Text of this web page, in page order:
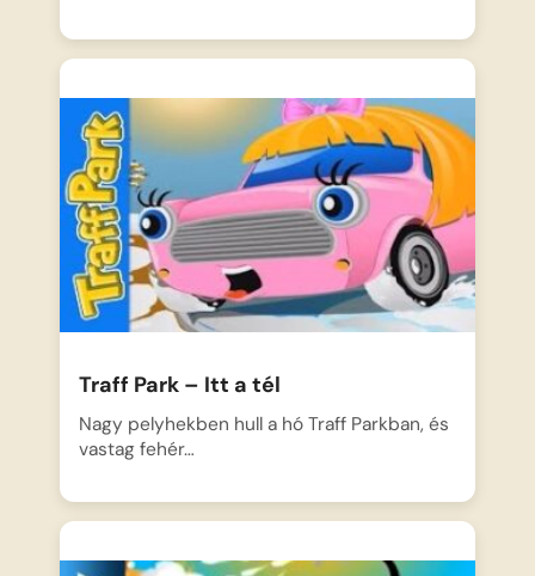
Traff Park – Itt a tél
Nagy pelyhekben hull a hó Traff Parkban, és
vastag fehér…